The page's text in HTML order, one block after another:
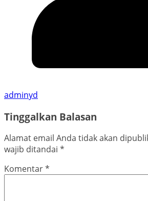
adminyd
Tinggalkan Balasan
Alamat email Anda tidak akan
wajib ditandai *
Komentar*